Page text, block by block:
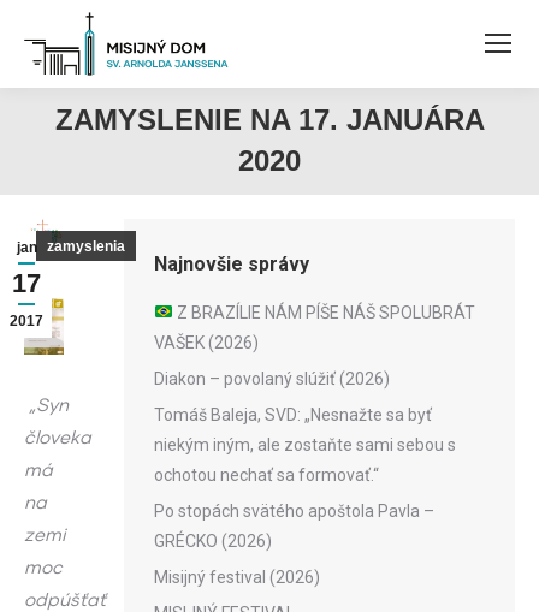
ZAMYSLENIE NA 17. JANUÁRA
2020
jan
17
2017
zamyslenia
„Syn
človeka
má
na
zemi
moc
odpúšťať
Najnovšie správy
Z BRAZÍLIE NÁM PÍŠE NÁŠ SPOLUBRÁT
VAŠEK (2026)
Diakon – povolaný slúžiť (2026)
Tomáš Baleja, SVD: „Nesnažte sa byť
niekým iným, ale zostaňte sami sebou s
ochotou nechať sa formovať.“
Po stopách svätého apoštola Pavla –
GRÉCKO (2026)
Misijný festival (2026)